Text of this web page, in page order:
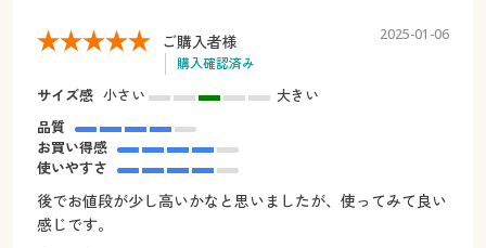
ご購入者様
購入確認済み
2025-01-06
サイズ感 小さい
大きい
品質
お買い得感
使いやすさ
後でお値段が少し高いかなと思いましたが、使ってみて良い
感じです。